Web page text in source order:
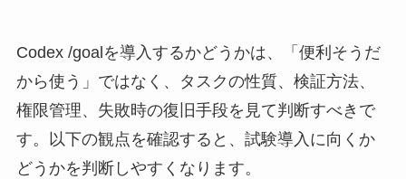
Codex /goalを導入するかどうかは、「便利そうだ
から使う」ではなく、タスクの性質、検証方法、
権限管理、失敗時の復旧手段を見て判断すべきで
す。以下の観点を確認すると、試験導入に向くか
どうかを判断しやすくなります。